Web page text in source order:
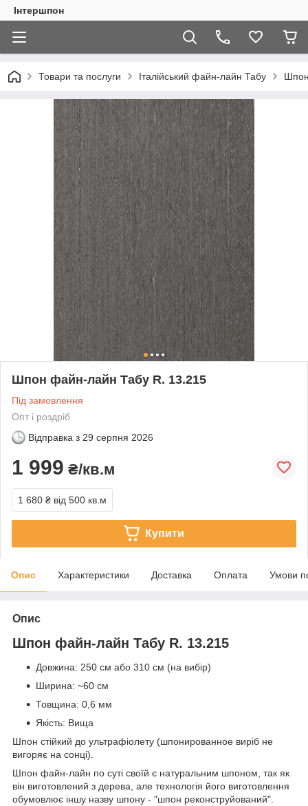
Інтершпон
Товари та послуги Італійський файн-лайн Табу
Шпон файн-лайн Табу R. 13.215
Під замовлення
Опт і роздріб
Відправка з 29 серпня 2026
1 999 ₴/кв.м
1 680 ₴ від 500 кв.м
Купити
Опис Характеристики Доставка Оплата Умови
Опис
Шпон файн-лайн Табу R. 13.215
Довжина: 250 см або 310 см (на вибір)
Ширина: ~60 см
Товщина: 0,6 мм
Якість: Вища
Шпон стійкий до ультрафіолету (шпонированное виріб не
вигоряє на сонці).
Шпон файн-лайн по суті своїй є натуральним шпоном, так як
він виготовлений з дерева, але технологія його виготовлення
обумовлює іншу назву шпону - "шпон реконструйований".